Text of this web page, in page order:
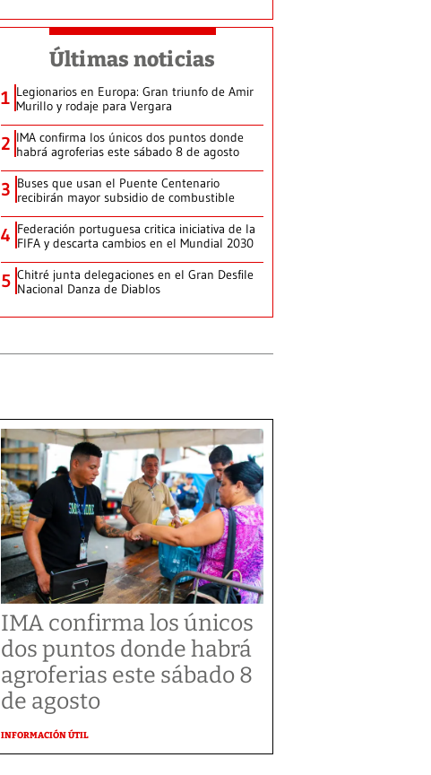
Últimas noticias
1 Legionarios en Europa: Gran triunfo de Amir
Murillo y rodaje para Vergara
2 IMA confirma los únicos dos puntos donde
habrá agroferias este sábado 8 de agosto
3 Buses que usan el Puente Centenario
recibirán mayor subsidio de combustible
4 Federación portuguesa critica iniciativa de la
FIFA y descarta cambios en el Mundial 2030
5 Chitré junta delegaciones en el Gran Desfile
Nacional Danza de Diablos
IMA confirma los únicos
dos puntos donde habrá
agroferias este sábado 8
de agosto
INFORMACIÓN ÚTIL